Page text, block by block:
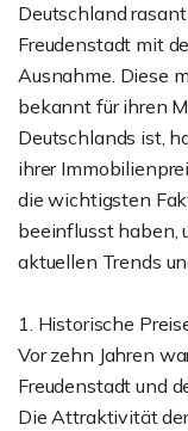
Deutschland
Freudenstadt mit
Ausnahme. Diese
bekannt für ihren
Deutschlands ist,
ihrer
die wichtigsten
beeinflusst haben,
aktuellen Trends
1. Historische
Vor zehn Jahren
Freudenstadt und
Die Attraktivität